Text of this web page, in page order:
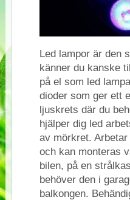
Led lampor är den
känner du kanske
på el som led
dioder som ger ett
ljuskrets där du
hjälper dig led
av mörkret.
och kan monteras
bilen, på en
behöver den i
balkongen.